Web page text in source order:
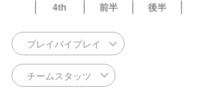
4th
前半 後半
プレイバイプレイ
チームスタッツ